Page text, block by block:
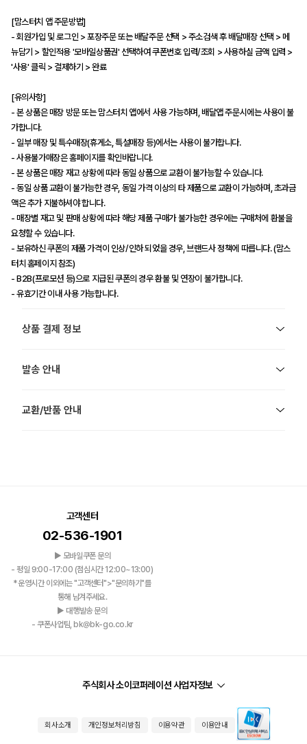
[맘스터치 앱 주문방법]
- 회원가입 및 로그인 > 포장주문 또는 배달주문 선택 > 주소검색 후 배달매장 선택 > 메
뉴담기 > 할인적용 '모바일상품권' 선택하여 쿠폰번호 입력/조회 > 사용하실 금액 입력 >
'사용' 클릭 > 결제하기 > 완료
[유의사항]
- 본 상품은 매장 방문 또는 맘스터치 앱에서 사용 가능하며, 배달앱 주문시에는 사용이 불
가합니다.
- 일부 매장 및 특수매장(휴게소, 특설매장 등)에서는 사용이 불가합니다.
- 사용불가매장은 홈페이지를 확인바랍니다.
- 본 상품은 매장 재고 상황에 따라 동일 상품으로 교환이 불가능할 수 있습니다.
- 동일 상품 교환이 불가능한 경우, 동일 가격 이상의 타 제품으로 교환이 가능하며, 초과금
액은 추가 지불하셔야 합니다.
- 매장별 재고 및 판매 상황에 따라 해당 제품 구매가 불가능한 경우에는 구매처에 환불을
요청할 수 있습니다.
- 보유하신 쿠폰의 제품 가격이 인상/인하 되었을 경우, 브랜드사 정책에 따릅니다. (맘스
터치 홈페이지 참조)
- B2B(프로모션 등)으로 지급된 쿠폰의 경우 환불 및 연장이 불가합니다.
- 유효기간 이내 사용 가능합니다.
상품 결제 정보
발송 안내
교환/반품 안내
고객센터
02-536-1901
▶ 모바일쿠폰 문의
- 평일 9:00-17:00 (점심시간 12:00~13:00)
*운영시간 이외에는 "고객센터">"문의하기"를
통해 남겨주세요.
▶ 대행발송 문의
- 쿠폰사업팀, bk@bk-go.co.kr
주식회사 소이코퍼레이션 사업자정보
회사소개 개인정보처리방침 이용약관 이용안내